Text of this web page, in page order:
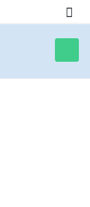
košík